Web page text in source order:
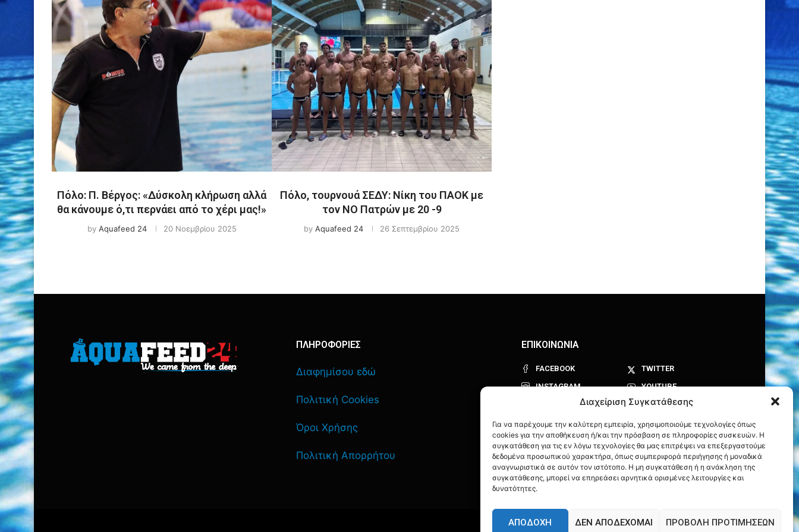
Διαχείριση Συγκατάθεσης
Για να παρέχουμε την καλύτερη εμπειρία, χρησιμοποιούμε τεχνολογίες όπως
cookies για την αποθήκευση ή/και την πρόσβαση σε πληροφορίες συσκευών. Η
συγκατάθεση για τις εν λόγω τεχνολογίες θα μας επιτρέψει να επεξεργαστούμε
δεδομένα προσωπικού χαρακτήρα, όπως συμπεριφορά περιήγησης ή μοναδικά
αναγνωριστικά σε αυτόν τον ιστότοπο. Η μη συγκατάθεση ή η ανάκληση της
συγκατάθεσης, μπορεί να επηρεάσει αρνητικά ορισμένες λειτουργίες και
δυνατότητες.
ΑΠΟΔΟΧΉ ΔΕΝ ΑΠΟΔΈΧΟΜΑΙ ΠΡΟΒΟΛΉ ΠΡΟΤΙΜΉΣΕΩΝ
Πόλο: Π. Βέργος: «Δύσκολη κλήρωση αλλά
θα κάνουμε ό,τι περνάει από το χέρι μας!»
by Aquafeed 24 20 Νοεμβρίου 2025
Πόλο, τουρνουά ΣΕΔΥ: Νίκη του ΠΑΟΚ με
τον ΝΟ Πατρών με 20 -9
by Aquafeed 24 26 Σεπτεμβρίου 2025
ΠΛΗΡΟΦΟΡΙΕΣ
Διαφημίσου εδώ
Πολιτική Cookies
Όροι Χρήσης
Πολιτική Απορρήτου
ΕΠΙΚΟΙΝΩΝΙΑ
FACEBOOK
TWITTER
INSTAGRAM
YOUTUBE